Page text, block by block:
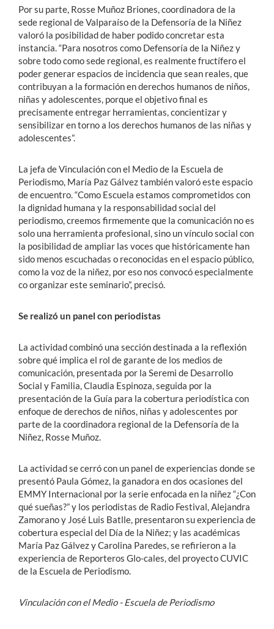
Por su parte, Rosse Muñoz Briones, coordinadora de la
sede regional de Valparaíso de la Defensoría de la Niñez
valoró la posibilidad de haber podido concretar esta
instancia. “Para nosotros como Defensoría de la Niñez y
sobre todo como sede regional, es realmente fructífero el
poder generar espacios de incidencia que sean reales, que
contribuyan a la formación en derechos humanos de niños,
niñas y adolescentes, porque el objetivo final es
precisamente entregar herramientas, concientizar y
sensibilizar en torno a los derechos humanos de las niñas y
adolescentes”.
La jefa de Vinculación con el Medio de la Escuela de
Periodismo, María Paz Gálvez también valoró este espacio
de encuentro. “Como Escuela estamos comprometidos con
la dignidad humana y la responsabilidad social del
periodismo, creemos firmemente que la comunicación no es
solo una herramienta profesional, sino un vínculo social con
la posibilidad de ampliar las voces que históricamente han
sido menos escuchadas o reconocidas en el espacio público,
como la voz de la niñez, por eso nos convocó especialmente
co organizar este seminario”, precisó.
Se realizó un panel con periodistas
La actividad combinó una sección destinada a la reflexión
sobre qué implica el rol de garante de los medios de
comunicación, presentada por la Seremi de Desarrollo
Social y Familia, Claudia Espinoza, seguida por la
presentación de la Guía para la cobertura periodística con
enfoque de derechos de niños, niñas y adolescentes por
parte de la coordinadora regional de la Defensoría de la
Niñez, Rosse Muñoz.
La actividad se cerró con un panel de experiencias donde se
presentó Paula Gómez, la ganadora en dos ocasiones del
EMMY Internacional por la serie enfocada en la niñez “¿Con
qué sueñas?” y los periodistas de Radio Festival, Alejandra
Zamorano y José Luis Batlle, presentaron su experiencia de
cobertura especial del Día de la Niñez; y las académicas
María Paz Gálvez y Carolina Paredes, se refirieron a la
experiencia de Reporteros Glo-cales, del proyecto CUVIC
de la Escuela de Periodismo.
Vinculación con el Medio - Escuela de Periodismo